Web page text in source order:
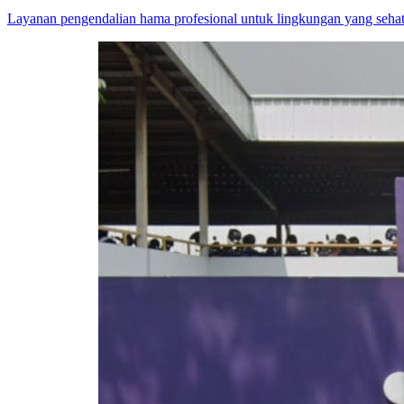
Layanan pengendalian hama profesional untuk lingkungan yang